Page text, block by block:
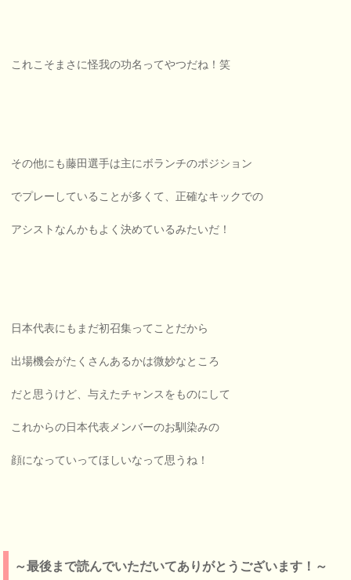
これこそまさに怪我の功名ってやつだね！笑
その他にも藤田選手は主にボランチのポジション
でプレーしていることが多くて、正確なキックでの
アシストなんかもよく決めているみたいだ！
日本代表にもまだ初召集ってことだから
出場機会がたくさんあるかは微妙なところ
だと思うけど、与えたチャンスをものにして
これからの日本代表メンバーのお馴染みの
顔になっていってほしいなって思うね！
～最後まで読んでいただいてありがとうございます！～